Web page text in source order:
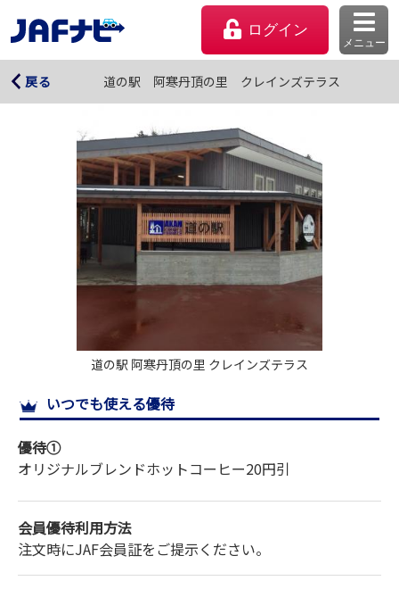
ログイン
メニュー
会員優待のご利用方法
サイトマップ
戻る 道の駅 阿寒丹頂の里 クレインズテラス
道の駅 阿寒丹頂の里 クレインズテラス
道の駅 阿寒丹頂の里 クレインズテラス
いつでも使える優待
優待①
オリジナルブレンドホットコーヒー20円引
会員優待利用方法
注文時にJAF会員証をご提示ください。